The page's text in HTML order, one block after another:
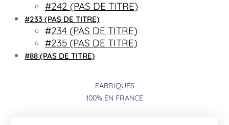
#242 (PAS DE TITRE)
#233 (PAS DE TITRE)
#234 (PAS DE TITRE)
#235 (PAS DE TITRE)
#88 (PAS DE TITRE)
FABRIQUÉS
100% EN FRANCE